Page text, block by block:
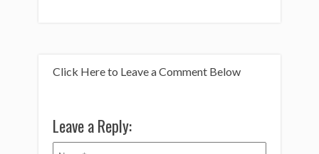
Click Here to Leave a Comment Below
Leave a Reply: